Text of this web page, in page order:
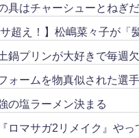
具はチャーシューとねぎ
超え！】松嶋菜々子が「
鍋プリンが大好きで毎週
ォームを物真似された選
の塩ラーメン決まる
ロマサガ2リメイク』や